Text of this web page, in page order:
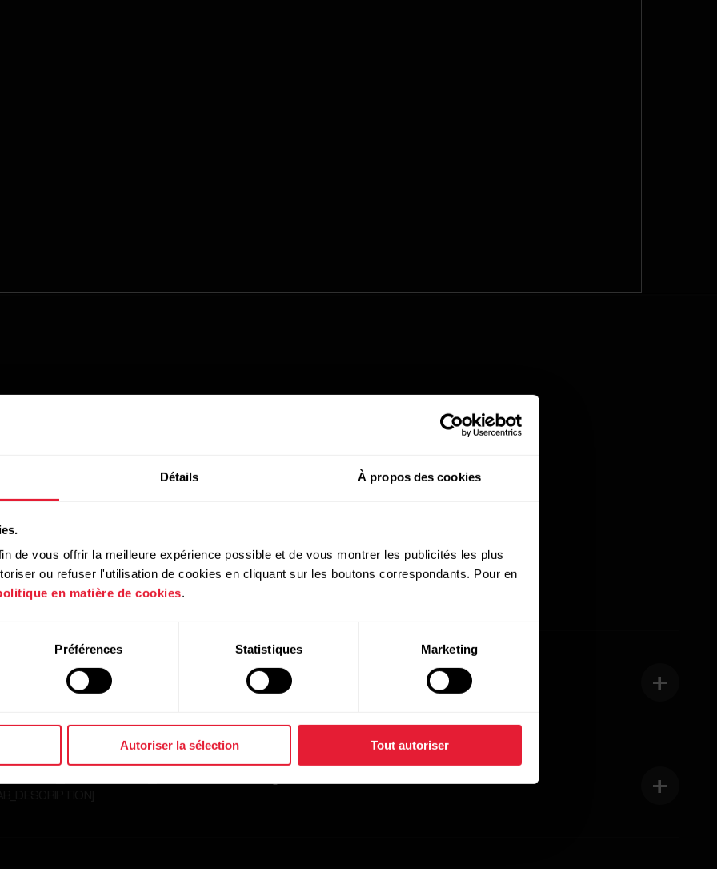
Détails À propos des cookies
de vous offrir la meilleure expérience possible et de vous montrer les publicités les plus
ou refuser l'utilisation de cookies en cliquant sur les boutons correspondants. Pour en
en matière de cookies.
Préférences Statistiques Marketing
Autoriser la sélection Tout autoriser
TAB_DESCRIPTION]
TAB_DESCRIPTION]